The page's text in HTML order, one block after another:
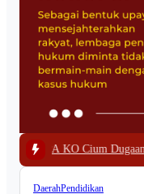
Maladministrasi dan
DaerahPendidikan